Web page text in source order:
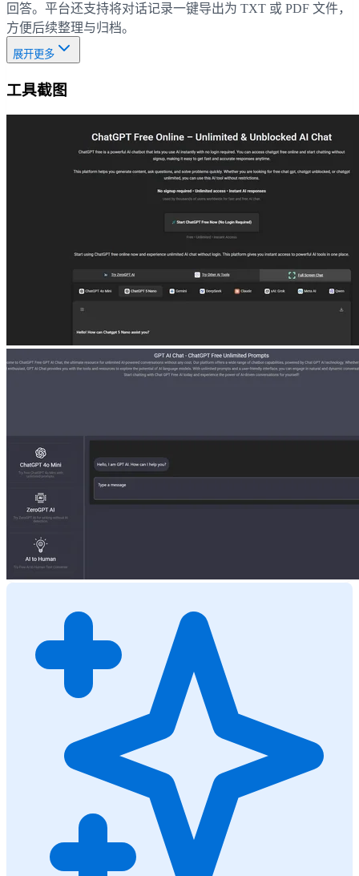
回答。平台还支持将对话记录一键导出为 TXT 或 PDF 文件，
方便后续整理与归档。
展开更多
工具截图